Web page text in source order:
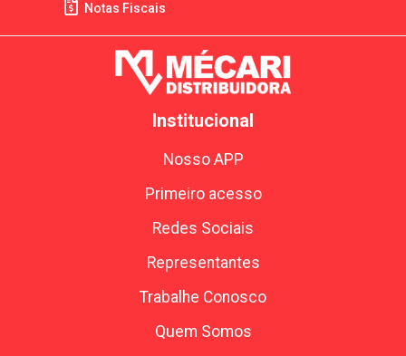
Notas Fiscais
Institucional
Nosso APP
Primeiro acesso
Redes Sociais
Representantes
Trabalhe Conosco
Quem Somos